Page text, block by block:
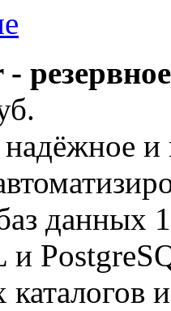
и
данных